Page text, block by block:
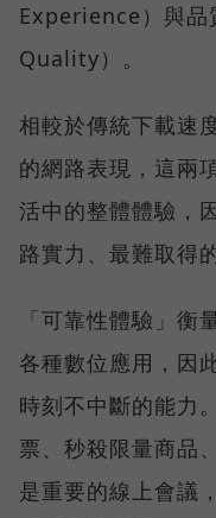
Experience）與
Quality）。
相較於傳統下載速
的網路表現，這兩
活中的整體體驗，
路實力、最難取得
「可靠性體驗」衡
各種數位應用，因
時刻不中斷的能力
票、秒殺限量商品
是重要的線上會議